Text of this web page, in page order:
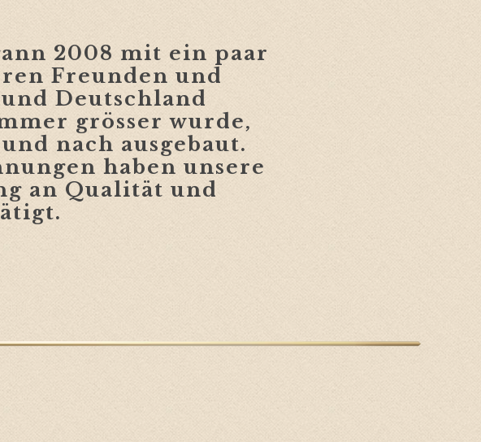
2008 mit ein paar
Freunden und
Deutschland
grösser wurde,
nach ausgebaut.
haben unsere
an Qualität und